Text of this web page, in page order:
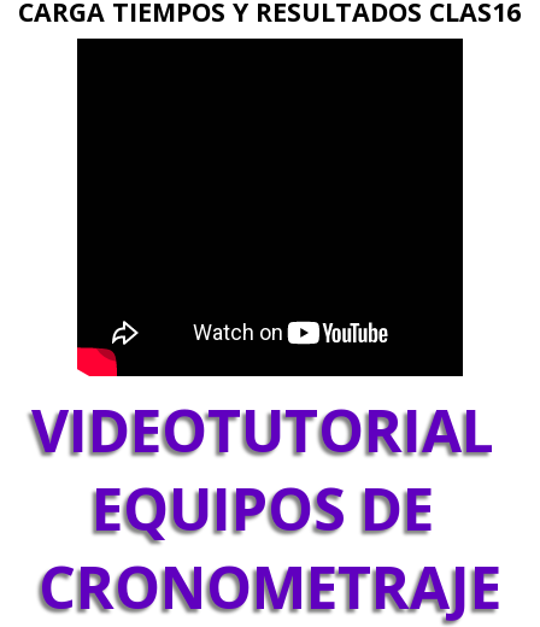
CARGA TIEMPOS Y RESULTADOS CLAS16
VIDEOTUTORIAL
EQUIPOS DE
CRONOMETRAJE